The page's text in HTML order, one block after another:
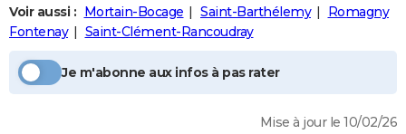
Essais
Réserver un essai
Citadines
Berlines
SUV
Forum auto
+
Mobiles
Meilleur smartphone
Internet
Ordinateurs
Jeux vidéo
Guide high-tech
+BRICOLAGE
Forum
Aménagement intérieur
Extérieur
Cuisine
Salle de bains
Jardinage
Rangement
+WEEK-END
Voir aussi : Mortain-Bocage Saint-Barthélemy
Romagny
Fontenay
Saint-Clément-Rancoudray
Je m'abonne aux infos à pas rater
Mise à jour le 10/02/26